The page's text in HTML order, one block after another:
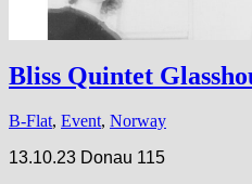
Bliss Quintet
B-Flat, Event, Norway
13.10.23 Donau 115